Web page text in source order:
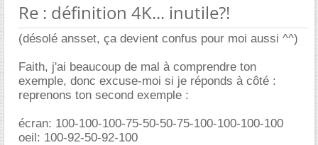
Re : définition 4K... inutile?!
(désolé ansset, ça devient confus pour moi aussi ^^)
Faith, j'ai beaucoup de mal à comprendre ton
exemple, donc excuse-moi si je réponds à côté :
reprenons ton second exemple :
écran: 100-100-100-75-50-50-75-100-100-100-100
oeil: 100-92-50-92-100